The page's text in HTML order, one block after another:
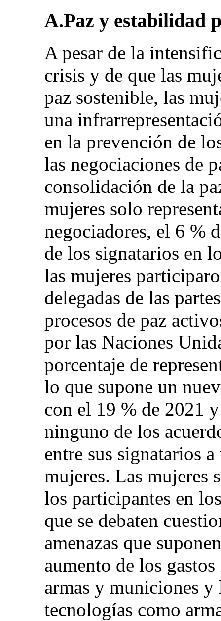
A.Paz y estabilidad
A pesar de la
crisis y de que las
paz sostenible, las
una
en la prevención de
las negociaciones de
consolidación de la
mujeres solo
negociadores, el 6 %
de los signatarios en
las mujeres
delegadas de las
procesos de paz
por las Naciones
porcentaje de
lo que supone un
con el 19 % de 2021
ninguno de los
entre sus signatarios
mujeres. Las mujeres
los participantes en
que se debaten
amenazas que
aumento de los
armas y municiones
tecnologías como